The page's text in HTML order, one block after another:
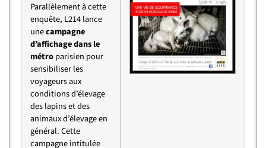
Parallèlement à cette
enquête, L214 lance
unecampagne
d’affichage dans le
métroparisien pour
sensibiliser les
voyageurs aux
conditions d’élevage
des lapins et des
animaux d’élevage en
général. Cette
campagne intitulée